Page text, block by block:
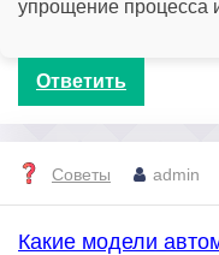
упрощение процесса
Ответить
Советы admin
Какие модели